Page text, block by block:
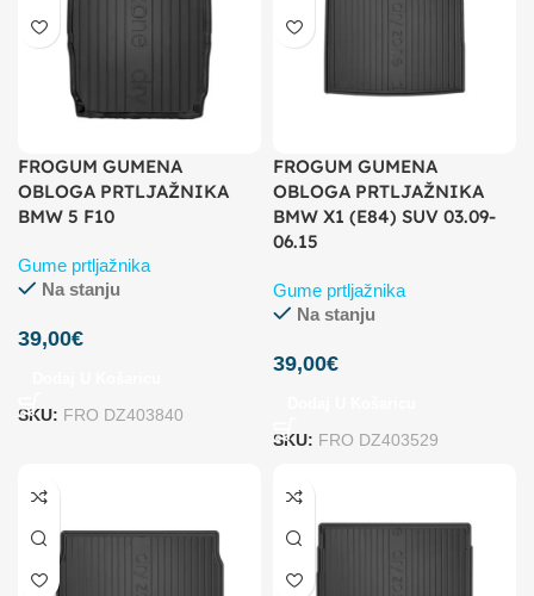
FROGUM GUMENA
OBLOGA PRTLJAŽNIKA
BMW 5 F10
Gume prtljažnika
Na stanju
39,00€
SKU: FRO DZ403840
FROGUM GUMENA
OBLOGA PRTLJAŽNIKA
BMW X1 (E84) SUV 03.09-
06.15
Gume prtljažnika
Na stanju
39,00€
SKU: FRO DZ403529